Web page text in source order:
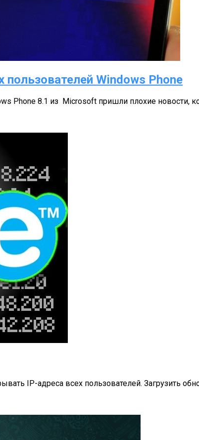
пользователей Windows Phone
Phone 8.1 из Microsoft пришли плохие новости,
IP-адреса всех пользователей. Загрузить